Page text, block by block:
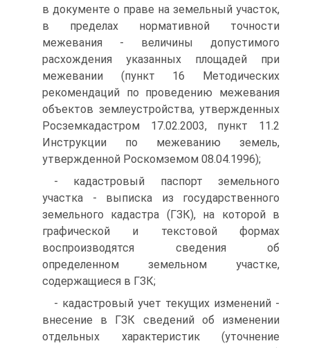
в документе о праве на земельный участок,
в пределах нормативной точности
межевания - величины допустимого
расхождения указанных площадей при
межевании (пункт 16 Методических
рекомендаций по проведению межевания
объектов землеустройства, утвержденных
Росземкадастром 17.02.2003, пункт 11.2
Инструкции по межеванию земель,
утвержденной Роскомземом 08.04.1996);
- кадастровый паспорт земельного
участка - выписка из государственного
земельного кадастра (ГЗК), на которой в
графической и текстовой формах
воспроизводятся сведения об
определенном земельном участке,
содержащиеся в ГЗК;
- кадастровый учет текущих изменений -
внесение в ГЗК сведений об изменении
отдельных характеристик (уточнение